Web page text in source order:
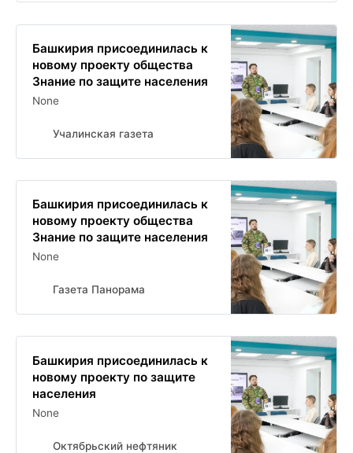
Башкирия присоединилась к
новому проекту общества
Знание по защите населения
None
Учалинская газета
Башкирия присоединилась к
новому проекту общества
Знание по защите населения
None
Газета Панорама
Башкирия присоединилась к
новому проекту по защите
населения
None
Октябрьский нефтяник